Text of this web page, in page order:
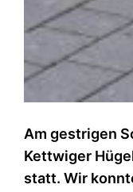
Am gestrigen
Kettwiger
statt. Wir